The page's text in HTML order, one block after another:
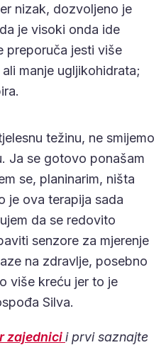
nizak, dozvoljeno je
je visoki onda ide
preporuča jesti više
manje ugljikohidrata;
težinu, ne smijemo
Ja se gotovo ponašam
se, planinarim, ništa
je ova terapija sada
da se redovito
senzore za mjerenje
na zdravlje, posebno
više kreću jer to je
Silva.
zajednicii prvi saznajte